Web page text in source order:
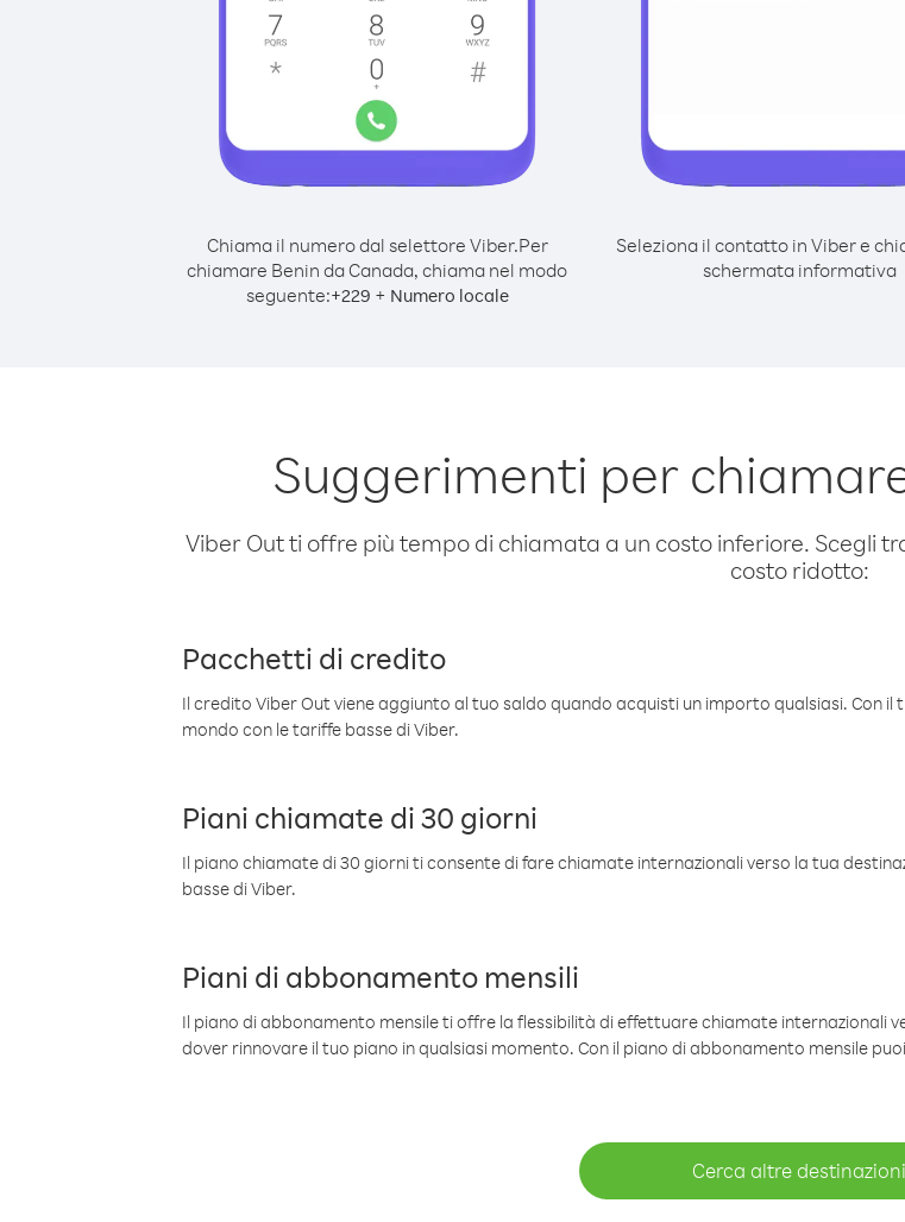
Chiama il numero dal selettore Viber.Per
chiamare Benin da Canada, chiama nel modo
seguente:+229 + Numero locale
Seleziona il contatto in Viber e
schermata informativa
Suggerimenti per
Viber Out ti offre più tempo di chiamata a un costo inferiore. Scegli
costo ridotto:
Pacchetti di credito
Il credito Viber Out viene aggiunto al tuo saldo quando acquisti un importo qualsiasi. Con
mondo con le tariffe basse di Viber.
Piani chiamate di 30 giorni
Il piano chiamate di 30 giorni ti consente di fare chiamate internazionali verso la tua
basse di Viber.
Piani di abbonamento mensili
Il piano di abbonamento mensile ti offre la flessibilità di effettuare chiamate internazionali
dover rinnovare il tuo piano in qualsiasi momento. Con il piano di abbonamento mensile
Cerca altre destinazioni